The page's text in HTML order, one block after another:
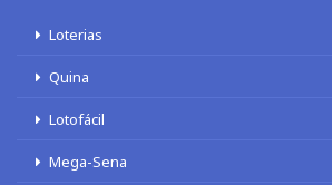
Loterias
Quina
Lotofácil
Mega-Sena